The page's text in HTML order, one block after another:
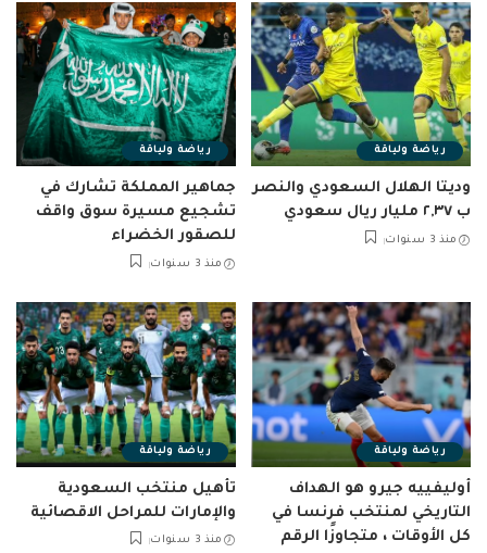
رياضة ولياقة
وديتا الهلال السعودي والنصر
ب ٢,٣٧ مليار ريال سعودي
منذ 3 سنوات
رياضة ولياقة
جماهير المملكة تشارك في
تشجيع مسيرة سوق واقف
للصقور الخضراء
منذ 3 سنوات
رياضة ولياقة
أوليفييه جيرو هو الهداف
التاريخي لمنتخب فرنسا في
كل الأوقات ، متجاوزًا الرقم
رياضة ولياقة
تأهيل منتخب السعودية
والإمارات للمراحل الاقصائية
منذ 3 سنوات